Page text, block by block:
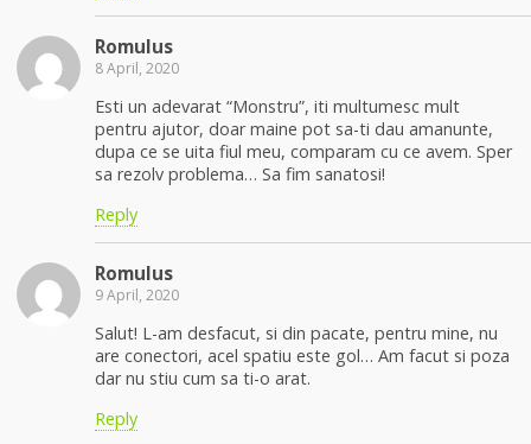
Romulus
8 April, 2020
Esti un adevarat “Monstru”, iti multumesc mult
pentru ajutor, doar maine pot sa-ti dau amanunte,
dupa ce se uita fiul meu, comparam cu ce avem. Sper
sa rezolv problema… Sa fim sanatosi!
Reply
Romulus
9 April, 2020
Salut! L-am desfacut, si din pacate, pentru mine, nu
are conectori, acel spatiu este gol… Am facut si poza
dar nu stiu cum sa ti-o arat.
Reply